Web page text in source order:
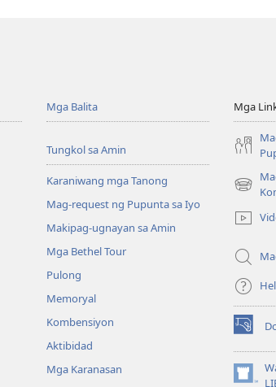
Mga Balita
Tungkol sa Amin
Karaniwang mga Tanong
Mag-request ng Pupunta sa Iyo
Makipag-ugnayan sa Amin
Mga Bethel Tour
Pulong
Memoryal
Kombensiyon
Aktibidad
Mga Karanasan
Mga
(may
na
window)
(may
bubukas
na
bagong
(may